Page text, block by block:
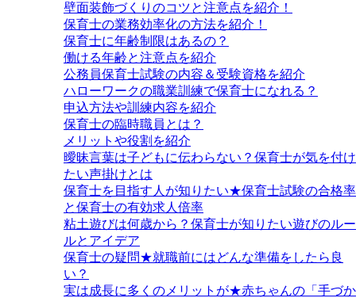
壁面装飾づくりのコツと注意点を紹介！
保育士の業務効率化の方法を紹介！
保育士に年齢制限はあるの？
働ける年齢と注意点を紹介
公務員保育士試験の内容＆受験資格を紹介
ハローワークの職業訓練で保育士になれる？
申込方法や訓練内容を紹介
保育士の臨時職員とは？
メリットや役割を紹介
曖昧言葉は子どもに伝わらない？保育士が気を付け
たい声掛けとは
保育士を目指す人が知りたい★保育士試験の合格率
と保育士の有効求人倍率
粘土遊びは何歳から？保育士が知りたい遊びのルー
ルとアイデア
保育士の疑問★就職前にはどんな準備をしたら良
い？
実は成長に多くのメリットが★赤ちゃんの「手づか